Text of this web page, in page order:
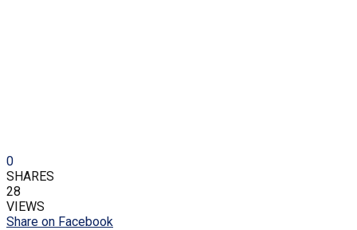
0
SHARES
28
VIEWS
Share on Facebook